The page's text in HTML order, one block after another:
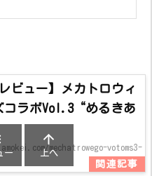
ビュー】メカトロウィ
コラボVol.3“めるきあ
mechatrowego-votoms3-
ー

上へ